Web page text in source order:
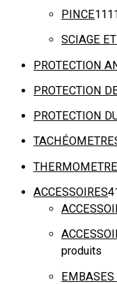
PINCE11
SCIAGE
PROTECTION
PROTECTION
PROTECTION
ACCESSOIRES
produits
EMBASES